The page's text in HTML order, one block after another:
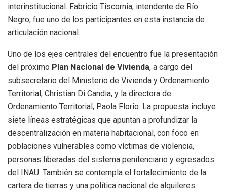
interinstitucional. Fabricio Tiscornia, intendente de Río
Negro, fue uno de los participantes en esta instancia de
articulación nacional.
Uno de los ejes centrales del encuentro fue la presentación
del próximo Plan Nacional de Vivienda, a cargo del
subsecretario del Ministerio de Vivienda y Ordenamiento
Territorial, Christian Di Candia, y la directora de
Ordenamiento Territorial, Paola Florio. La propuesta incluye
siete líneas estratégicas que apuntan a profundizar la
descentralización en materia habitacional, con foco en
poblaciones vulnerables como víctimas de violencia,
personas liberadas del sistema penitenciario y egresados
del INAU. También se contempla el fortalecimiento de la
cartera de tierras y una política nacional de alquileres.